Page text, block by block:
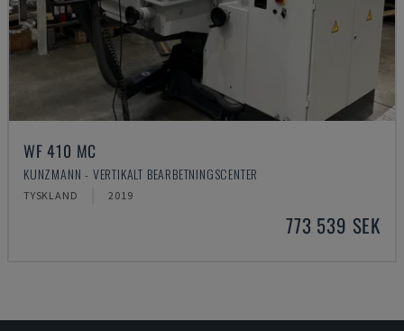
WF 410 MC
KUNZMANN - VERTIKALT BEARBETNINGSCENTER
TYSKLAND 2019
773 539 SEK